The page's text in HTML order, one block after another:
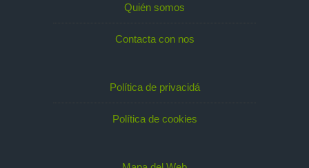
Quién somos
Contacta con nos
Política de privacidá
Política de cookies